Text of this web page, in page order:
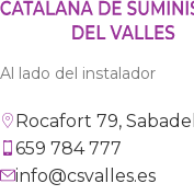
Al lado del instalador
Rocafort 79, Sabadell
659 784 777
info@csvalles.es